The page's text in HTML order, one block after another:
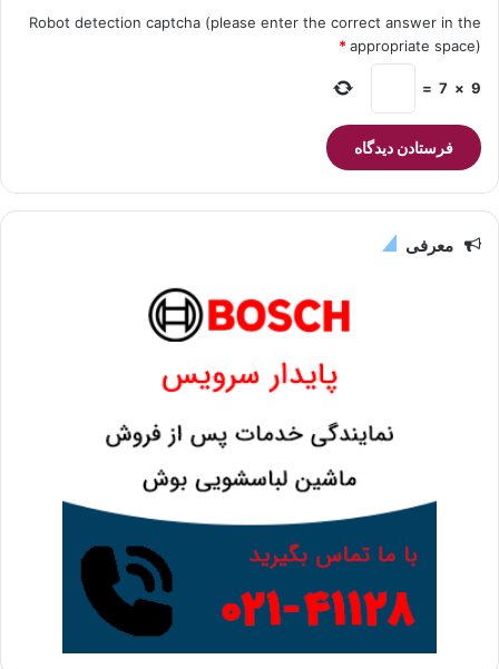
Robot detection captcha (please enter the correct answer in the
appropriate space)
*
9
×
7
=
معرفی